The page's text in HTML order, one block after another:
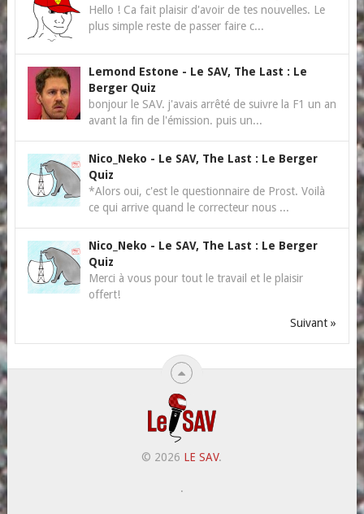
Hello ! Ca fait plaisir d'avoir de tes nouvelles. Le
plus simple reste de passer faire c...
Lemond Estone - Le SAV, The Last : Le
Berger Quiz
bonjour le SAV. j'avais arrêté de suivre la F1 un an
avant la fin de l'émission. puis un...
Nico_Neko - Le SAV, The Last : Le Berger
Quiz
*Alors oui, c'est le questionnaire de Prost. Voilà
ce qui arrive quand le correcteur nous ...
Nico_Neko - Le SAV, The Last : Le Berger
Quiz
Merci à vous pour tout le travail et le plaisir
offert!
Suivant »
© 2026 LE SAV.
.